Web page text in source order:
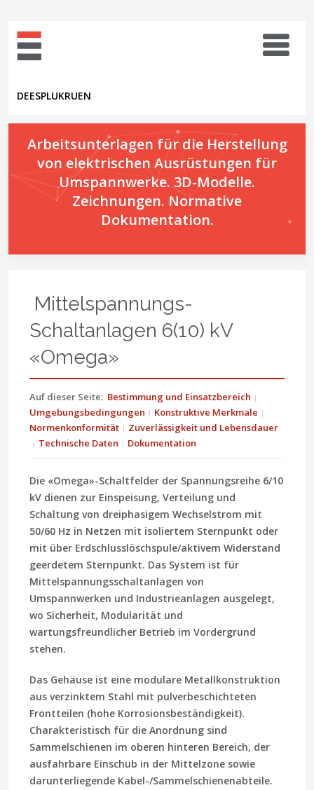
DEESPLUKRUEN
Arbeitsunterlagen für die Herstellung
von elektrischen Ausrüstungen für
Umspannwerke. 3D-Modelle.
Zeichnungen. Normative
Dokumentation.
Mittelspannungs-
Schaltanlagen 6(10) kV
«Omega»
Auf dieser Seite: Bestimmung und Einsatzbereich
Umgebungsbedingungen
Konstruktive Merkmale
Normenkonformität
Zuverlässigkeit und Lebensdauer
Technische Daten
Dokumentation
Die «Omega»-Schaltfelder der Spannungsreihe 6/10
kV dienen zur Einspeisung, Verteilung und
Schaltung von dreiphasigem Wechselstrom mit
50/60 Hz in Netzen mit isoliertem Sternpunkt oder
mit über Erdschlusslöschspule/aktivem Widerstand
geerdetem Sternpunkt. Das System ist für
Mittelspannungsschaltanlagen von
Umspannwerken und Industrieanlagen ausgelegt,
wo Sicherheit, Modularität und
wartungsfreundlicher Betrieb im Vordergrund
stehen.
Das Gehäuse ist eine modulare Metallkonstruktion
aus verzinktem Stahl mit pulverbeschichteten
Frontteilen (hohe Korrosionsbeständigkeit).
Charakteristisch für die Anordnung sind
Sammelschienen im oberen hinteren Bereich, der
ausfahrbare Einschub in der Mittelzone sowie
darunterliegende Kabel-/Sammelschienenabteile.